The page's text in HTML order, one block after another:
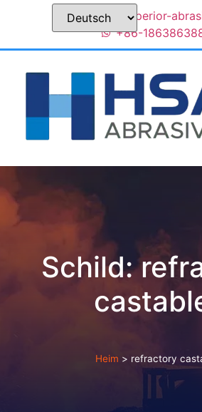
sales@superior-
+86-
Schild:
Heim > refractory